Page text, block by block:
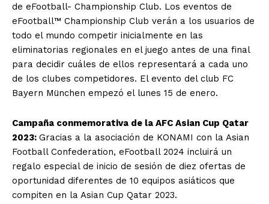
de eFootball- Championship Club. Los eventos de
eFootball™ Championship Club verán a los usuarios de
todo el mundo competir inicialmente en las
eliminatorias regionales en el juego antes de una final
para decidir cuáles de ellos representará a cada uno
de los clubes competidores. El evento del club FC
Bayern München empezó el lunes 15 de enero.
Campaña conmemorativa de la AFC Asian Cup Qatar
2023: Gracias a la asociación de KONAMI con la Asian
Football Confederation, eFootball 2024 incluirá un
regalo especial de inicio de sesión de diez ofertas de
oportunidad diferentes de 10 equipos asiáticos que
compiten en la Asian Cup Qatar 2023.